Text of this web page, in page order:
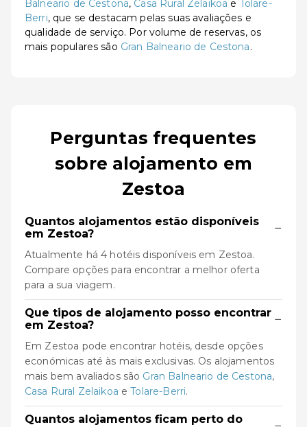
Balneario de Cestona, Casa Rural Zelaikoa e Tolare-
Berri, que se destacam pelas suas avaliações e
qualidade de serviço. Por volume de reservas, os
mais populares são Gran Balneario de Cestona.
Perguntas frequentes
sobre alojamento em
Zestoa
Quantos alojamentos estão disponíveis
em Zestoa?
−
Atualmente há 4 hotéis disponíveis em Zestoa.
Compare opções para encontrar a melhor oferta
para a sua viagem.
Que tipos de alojamento posso encontrar
em Zestoa?
−
Em Zestoa pode encontrar hotéis, desde opções
económicas até às mais exclusivas. Os alojamentos
mais bem avaliados são Gran Balneario de Cestona,
Casa Rural Zelaikoa eTolare-Berri.
Quantos alojamentos ficam perto do